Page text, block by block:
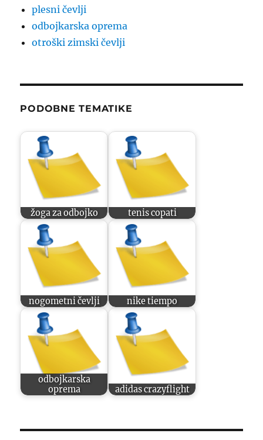
plesni čevlji
odbojkarska oprema
otroški zimski čevlji
PODOBNE TEMATIKE
žoga za odbojko tenis copati
nogometni čevlji nike tiempo
odbojkarska
oprema
adidas crazyflight